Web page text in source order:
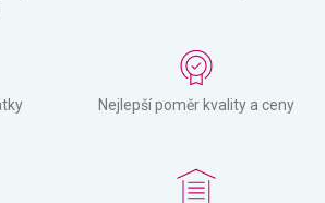
Nejlepší poměr kvality a ceny